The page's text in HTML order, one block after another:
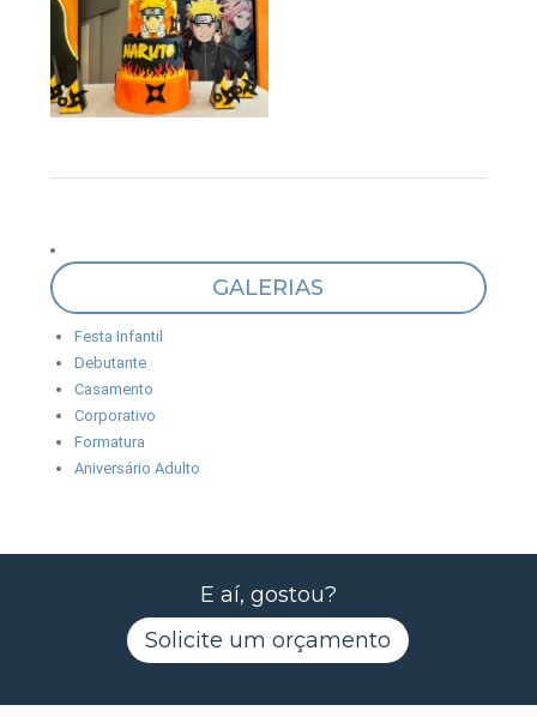
GALERIAS
Festa Infantil
Debutante
Casamento
Corporativo
Formatura
Aniversário Adulto
E aí, gostou?
Solicite um orçamento